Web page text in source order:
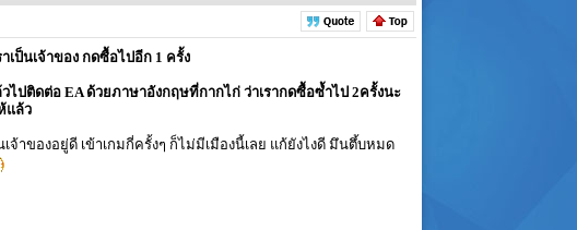
ป็นเจ้าของ กดซื้อไปอีก 1 ครั้ง
ไปติดต่อ EA ด้วยภาษาอังกฤษที่กากไก่ ว่าเรากดซื้อซ้ำไป 2ครั้งนะ
แล้ว
าของอยู่ดี เข้าเกมกี่ครั้งๆ ก็ไม่มีเมืองนี้เลย แก้ยังไงดี มึนตึ้บหมด